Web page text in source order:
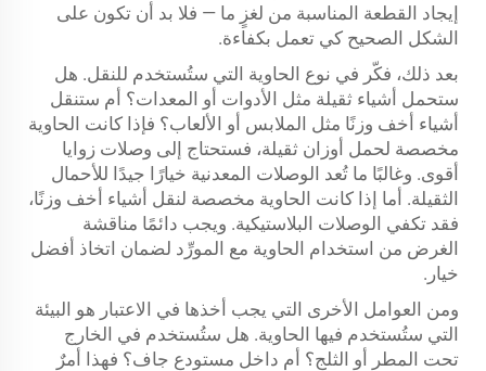
إيجاد القطعة المناسبة من لغزٍ ما — فلا بد أن تكون على
الشكل الصحيح كي تعمل بكفاءة.
بعد ذلك، فكّر في نوع الحاوية التي ستُستخدم للنقل. هل
ستحمل أشياء ثقيلة مثل الأدوات أو المعدات؟ أم ستنقل
أشياء أخف وزنًا مثل الملابس أو الألعاب؟ فإذا كانت الحاوية
مخصصة لحمل أوزان ثقيلة، فستحتاج إلى وصلات زوايا
أقوى. وغالبًا ما تُعد الوصلات المعدنية خيارًا جيدًا للأحمال
الثقيلة. أما إذا كانت الحاوية مخصصة لنقل أشياء أخف وزنًا،
فقد تكفي الوصلات البلاستيكية. ويجب دائمًا مناقشة
الغرض من استخدام الحاوية مع المورِّد لضمان اتخاذ أفضل
خيار.
ومن العوامل الأخرى التي يجب أخذها في الاعتبار هو البيئة
التي ستُستخدم فيها الحاوية. هل ستُستخدم في الخارج
تحت المطر أو الثلج؟ أم داخل مستودع جاف؟ فهذا أمرٌ